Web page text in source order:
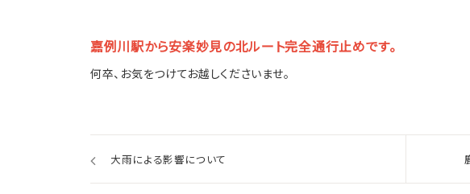
泊 名
空室カレンダー お部屋から選ぶ
マ
嘉例川駅から安楽妙見の北ルート完全通行止めです。
何卒、お気をつけてお越しくださいませ。
大雨による影響について